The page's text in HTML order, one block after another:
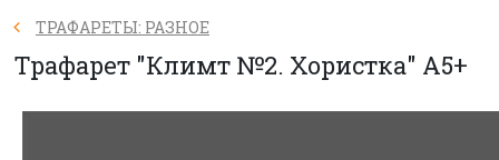
ТРАФАРЕТЫ: РАЗНОЕ
Трафарет "Климт №2. Хористка" А5+